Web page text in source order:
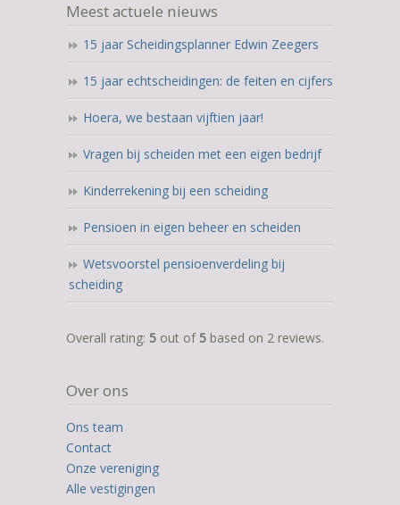
Meest actuele nieuws
15 jaar Scheidingsplanner Edwin Zeegers
15 jaar echtscheidingen: de feiten en cijfers
Hoera, we bestaan vijftien jaar!
Vragen bij scheiden met een eigen bedrijf
Kinderrekening bij een scheiding
Pensioen in eigen beheer en scheiden
Wetsvoorstel pensioenverdeling bij
scheiding
5,0
on
12.345
ratings
Overall rating: 5 out of 5 based on 2 reviews.
Over ons
Ons team
Contact
Onze vereniging
Alle vestigingen